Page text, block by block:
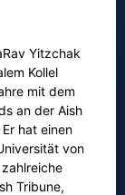
Yitzchak
Kollel
mit dem
an der Aish
hat einen
von
Tribune,